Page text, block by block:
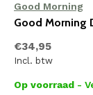
Good Morning
Good Morning
€34,95
Incl. btw
Op voorraad -